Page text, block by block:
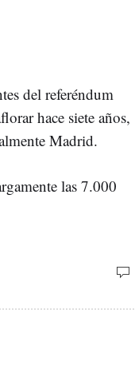
del referéndum
hace siete años,
Madrid.
las 7.000